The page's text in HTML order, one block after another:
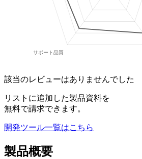
該当のレビューはありませんでした
リストに追加した製品資料を
無料で請求できます。
開発ツール一覧はこちら
製品概要